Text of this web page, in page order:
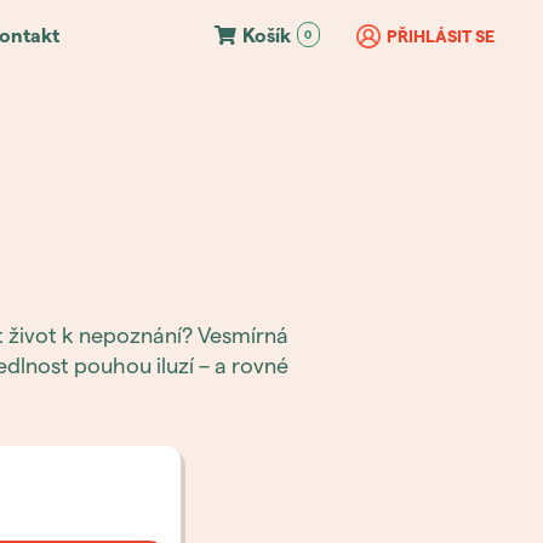
Košík 0 PŘIHLÁSIT SE
k nepoznání? Vesmírná
pouhou iluzí – a rovné